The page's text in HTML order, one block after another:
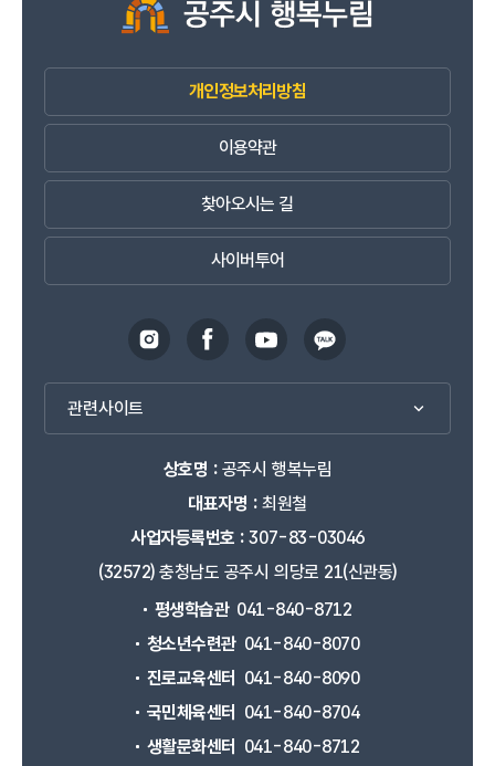
개인정보처리방침
이용약관
찾아오시는 길
사이버투어
관련사이트
상호명 :공주시 행복누림
대표자명 :최원철
사업자등록번호 :307-83-03046
(32572) 충청남도 공주시 의당로 21(신관동)
평생학습관 041-840-8712
청소년수련관 041-840-8070
진로교육센터
041-840-8090
국민체육센터
041-840-8704
생활문화센터
041-840-8712